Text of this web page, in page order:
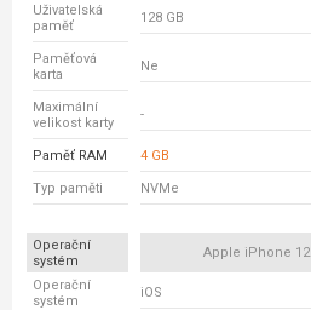
Uživatelská
paměť
128 GB
Paměťová
karta
Ne
Maximální
velikost karty
-
Paměť RAM 4 GB
Typ paměti NVMe
Operační
systém
Apple iPhone 12
Operační
systém
iOS